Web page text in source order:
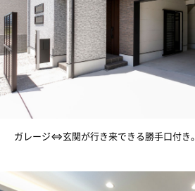
ガレージ⇔玄関が行き来できる勝手口付き。